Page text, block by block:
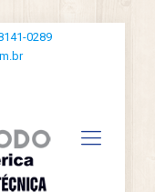
0289